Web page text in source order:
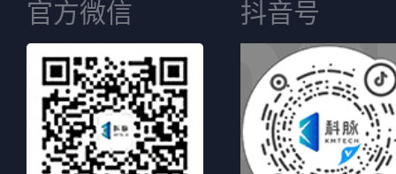
官方微信 抖音号